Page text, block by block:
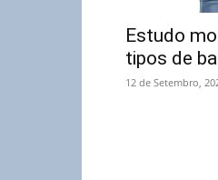
Estudo
tipos de
12 de Setembro,